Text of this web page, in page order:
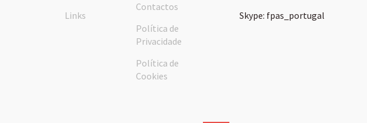
Links
Contactos
Política de
Privacidade
Política de
Cookies
Skype: fpas_portugal